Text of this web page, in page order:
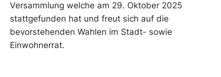
Versammlung welche am 29. Oktober 2025
stattgefunden hat und freut sich auf die
bevorstehenden Wahlen im Stadt- sowie
Einwohnerrat.